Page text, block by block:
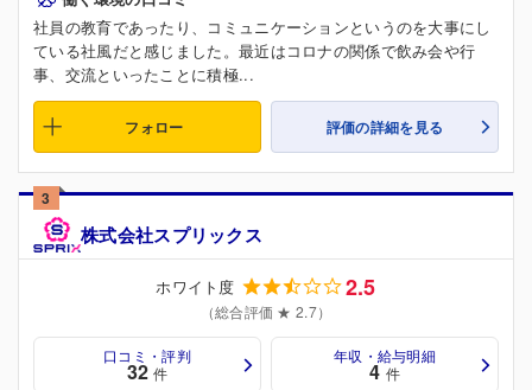
社員の教育であったり、コミュニケーションというのを大事にし
ている社風だと感じました。最近はコロナの関係で飲み会や行
事、交流といったことに積極...
フォロー 評価の詳細を見る
3
株式会社スプリックス
ホワイト度 2.5
（総合評価 ★ 2.7）
口コミ・評判
32 件
年収・給与明細
4 件